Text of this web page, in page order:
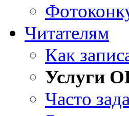
Читателям
Как
Услуги
Часто